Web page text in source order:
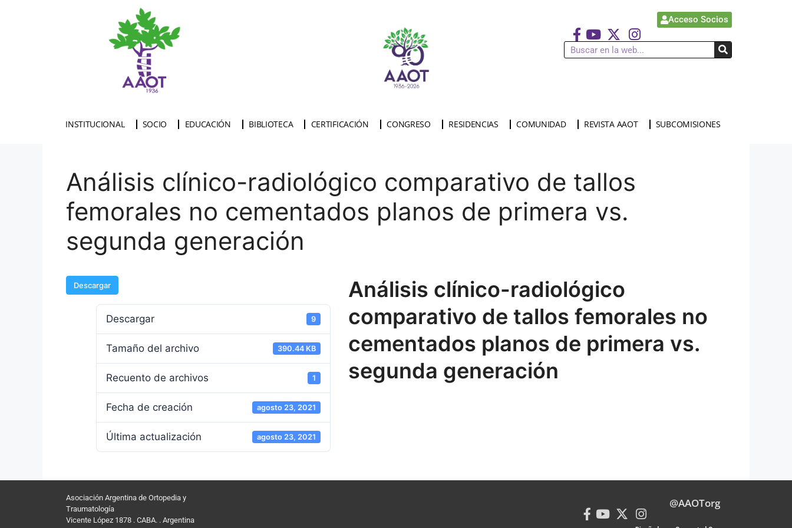
Acceso Socios
INSTITUCIONAL SOCIO EDUCACIÓN BIBLIOTECA CERTIFICACIÓN CONGRESO RESIDENCIAS COMUNIDAD REVISTA AAOT SUBCOMISIONES
Análisis clínico-radiológico comparativo de tallos
femorales no cementados planos de primera vs.
segunda generación
Descargar
Descargar 9
Tamaño del archivo 390.44 KB
Recuento de archivos 1
Fecha de creación agosto 23, 2021
Última actualización agosto 23, 2021
Análisis clínico-radiológico
comparativo de tallos femorales no
cementados planos de primera vs.
segunda generación
Asociación Argentina de Ortopedia y
Traumatología
Vicente López 1878 . CABA. . Argentina
@AAOTorg